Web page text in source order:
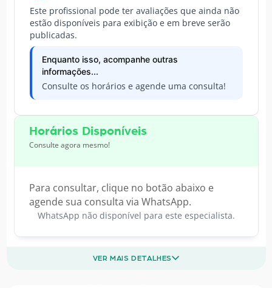
Este profissional pode ter avaliações que ainda não
estão disponíveis para exibição e em breve serão
publicadas.
Enquanto isso, acompanhe outras
informações...
Consulte os horários e agende uma consulta!
Horários Disponíveis
Consulte agora mesmo!
Para consultar, clique no botão abaixo e
agende sua consulta via WhatsApp.
WhatsApp não disponível para este especialista.
VER MAIS DETALHES